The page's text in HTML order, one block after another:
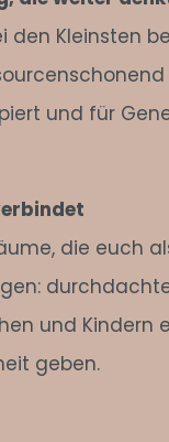
den Kleinsten
und für
die euch
und Kindern
geben.